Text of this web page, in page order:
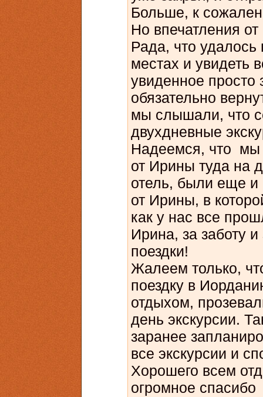
Больше, к
Но впечатления
Рада, что удалось
местах и увидеть
увиденное просто
обязательно
мы слышали, что
двухдневные
Надеемся, что мы
от Ирины туда на
отель, были еще и
от Ирины, в
как у нас все
Ирина, за заботу
поездки!
Жалеем только,
поездку в
отдыхом,
день экскурсии.
заранее
все экскурсии и
Хорошего всем
огромное